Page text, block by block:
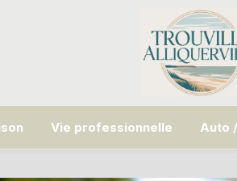
Vie professionnelle Auto